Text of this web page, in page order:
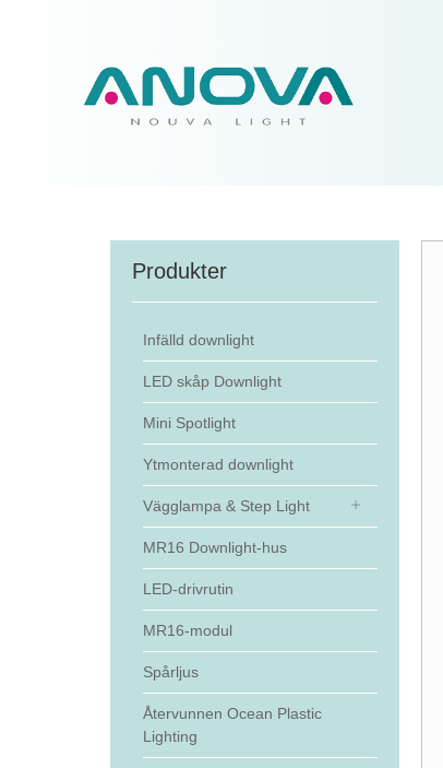
Produkter
Infälld downlight
LED skåp Downlight
Mini Spotlight
Ytmonterad downlight
Vägglampa & Step Light
MR16 Downlight-hus
LED-drivrutin
MR16-modul
Spårljus
Återvunnen Ocean Plastic
Lighting